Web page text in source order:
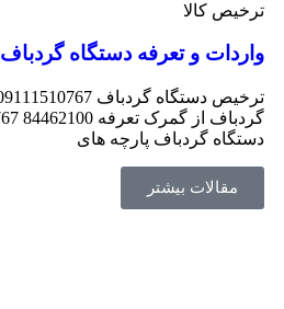
ترخیص کالا
واردات و تعرفه دستگاه گردباف
دستگاه گردباف پارچه های
مقالات بیشتر